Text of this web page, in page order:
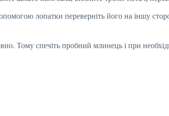
лопатки переверніть його на іншу
Тому спечіть пробний млинець і при